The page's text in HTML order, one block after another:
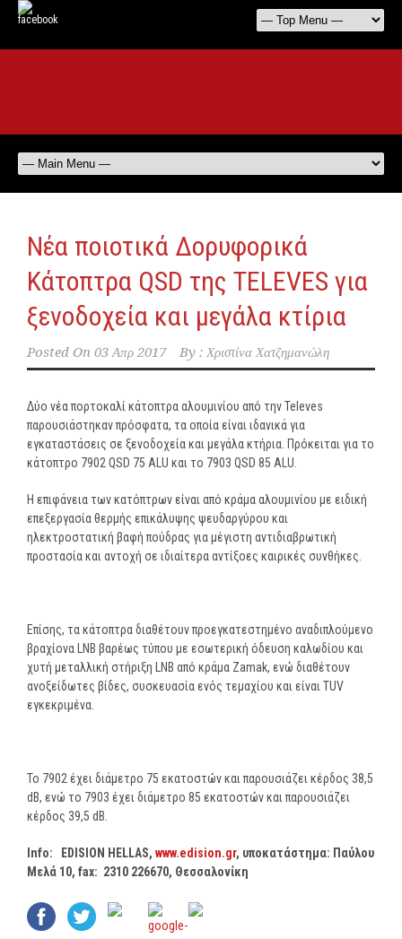
Νέα ποιοτικά Δορυφορικά
Κάτοπτρα QSD της TELEVES για
ξενοδοχεία και μεγάλα κτίρια
Posted On 03 Απρ 2017 By : Χριστίνα Χατζημανώλη
Δύο νέα πορτοκαλί κάτοπτρα αλουμινίου από την Televes
παρουσιάστηκαν πρόσφατα, τα οποία είναι ιδανικά για
εγκαταστάσεις σε ξενοδοχεία και μεγάλα κτήρια. Πρόκειται για το
κάτοπτρο 7902 QSD 75 ALU και το 7903 QSD 85 ALU.
Η επιφάνεια των κατόπτρων είναι από κράμα αλουμινίου με ειδική
επεξεργασία θερμής επικάλυψης ψευδαργύρου και
ηλεκτροστατική βαφή πούδρας για μέγιστη αντιδιαβρωτική
προστασία και αντοχή σε ιδιαίτερα αντίξοες καιρικές συνθήκες.
Επίσης, τα κάτοπτρα διαθέτουν προεγκατεστημένο αναδιπλούμενο
βραχίονα LNB βαρέως τύπου με εσωτερική όδευση καλωδίου και
χυτή μεταλλική στήριξη LNB από κράμα Zamak, ενώ διαθέτουν
ανοξείδωτες βίδες, συσκευασία ενός τεμαχίου και είναι TUV
εγκεκριμένα.
Το 7902 έχει διάμετρο 75 εκατοστών και παρουσιάζει κέρδος 38,5
dB, ενώ το 7903 έχει διάμετρο 85 εκατοστών και παρουσιάζει
κέρδος 39,5 dB.
Info: EDISION HELLAS, www.edision.gr, υποκατάστημα: Παύλου
Μελά 10, fax: 2310 226670, Θεσσαλονίκη